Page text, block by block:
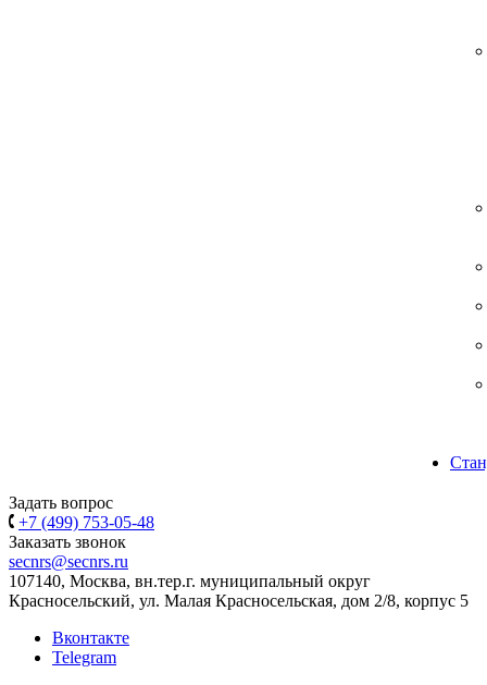
Задать вопрос
+7 (499) 753-05-48
Заказать звонок
secnrs@secnrs.ru
107140, Москва, вн.тер.г. муниципальный округ
Красносельский, ул. Малая Красносельская, дом 2/8, корпус 5
Вконтакте
Telegram